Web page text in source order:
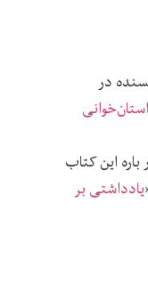
در
این کتاب
یادداشتی بر